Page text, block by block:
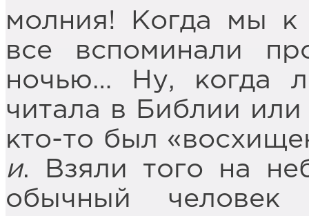
молния! Когда мы к
все вспоминали
ночью… Ну, когда
читала в Библии
кто-то был
и. Взяли того на
обычный